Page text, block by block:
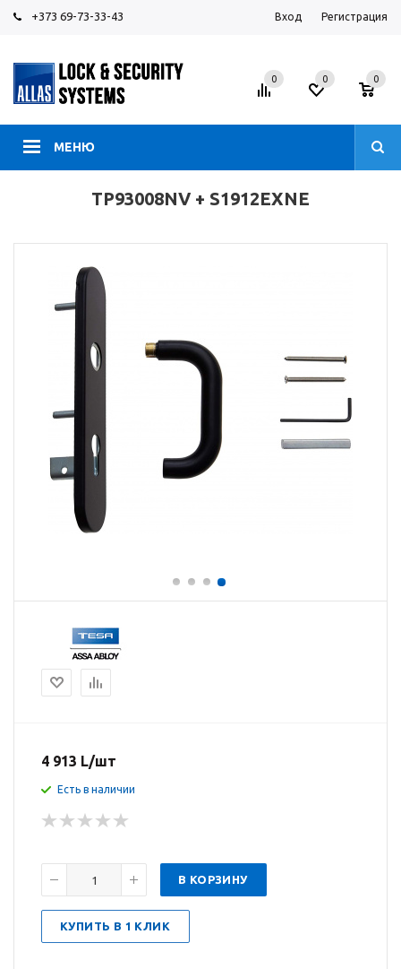
+373 69-73-33-43 Вход Регистрация
МЕНЮ
0 0 0
TP93008NV + S1912EXNE
4 913 L/шт
Есть в наличии
В КОРЗИНУ
КУПИТЬ В 1 КЛИК